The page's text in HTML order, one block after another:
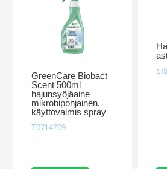
GreenCare Biobact
Scent 500ml
hajunsyöjäaine
mikrobipohjainen,
käyttövalmis spray
T0714709